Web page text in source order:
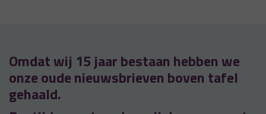
Omdat wij 15 jaar bestaan hebben we
onze oude nieuwsbrieven boven tafel
gehaald.